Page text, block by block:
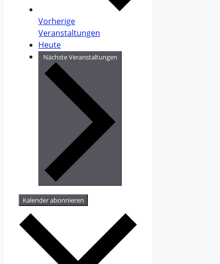
Vorherige
Veranstaltungen
Heute
NächsteVeranstaltungen
Kalender abonnieren